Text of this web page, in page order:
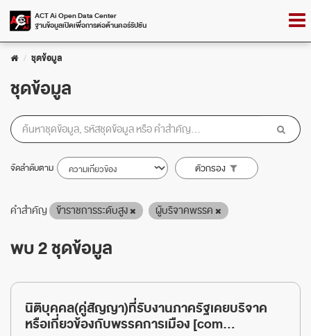
Skip
ACT Ai Open Data Center
ฐานข้อมูลเปิดเพื่อการต่อต้านคอร์รัปชัน
ชุดข้อมูล
ชุดข้อมูล
จัดลำดับตาม ตัวกรอง
คำสำคัญ ข้าราชการระดับสูง ผู้บริจาคพรรค
พบ 2 ชุดข้อมูล
นิติบุคคล(คู่สัญญา)ที่รับงานภาครัฐเคยบริจาค
หรือเกี่ยวข้องกับพรรคการเมือง [com...